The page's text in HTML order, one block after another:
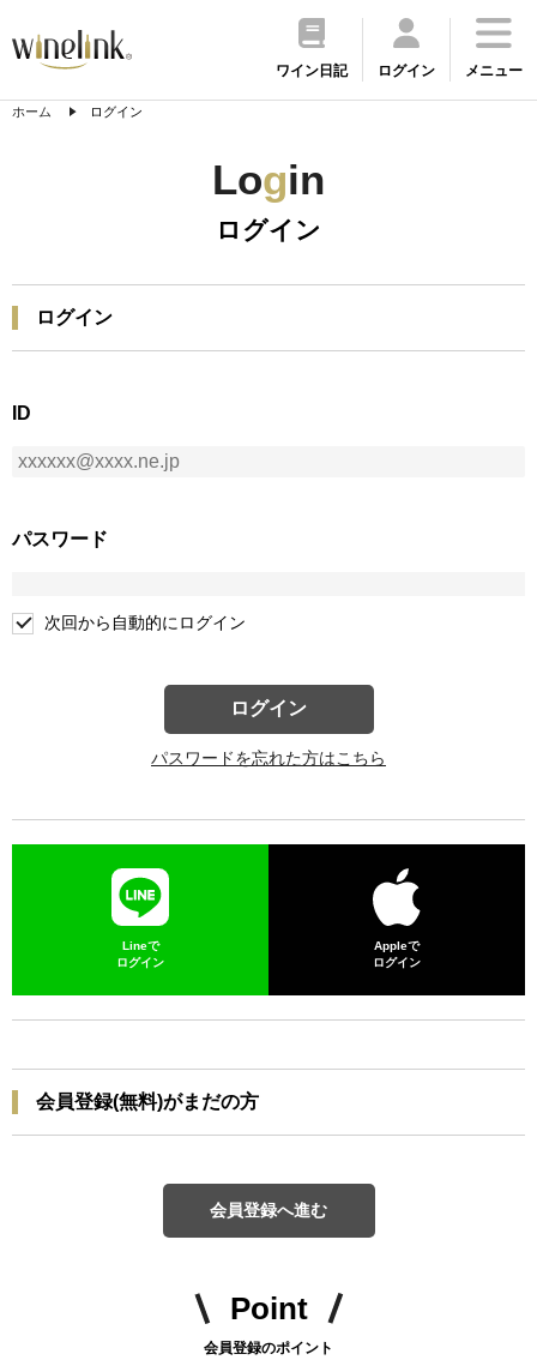
ワイン日記 ログイン メニュー
ホーム ログイン
Login
ログイン
ログイン
ID
パスワード
次回から自動的にログイン
ログイン
パスワードを忘れた方はこちら
Lineで
ログイン
Appleで
ログイン
会員登録(無料)がまだの方
会員登録へ進む
Point
会員登録のポイント